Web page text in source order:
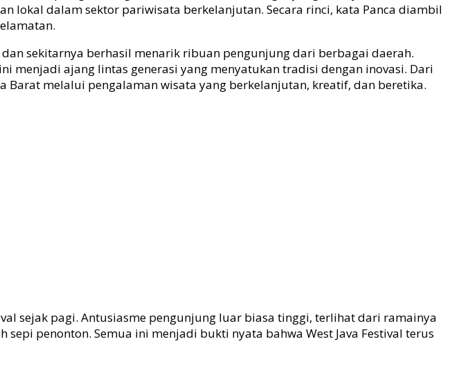
lokal dalam sektor pariwisata berkelanjutan. Secara rinci, kata Panca diambil
sekitarnya berhasil menarik ribuan pengunjung dari berbagai daerah.
menjadi ajang lintas generasi yang menyatukan tradisi dengan inovasi. Dari
melalui pengalaman wisata yang berkelanjutan, kreatif, dan beretika.
sejak pagi. Antusiasme pengunjung luar biasa tinggi, terlihat dari ramainya
penonton. Semua ini menjadi bukti nyata bahwa West Java Festival terus